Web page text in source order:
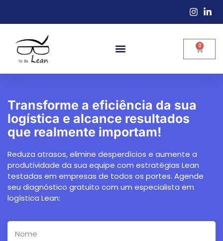
0
Transforme a eficiência da sua
logística e alcance resultados
que realmente importam!
Reduza atrasos, elimine desperdícios e aumente a
produtividade da sua equipe com estratégias Lean
testadas em empresas de todos os portes. Agende
seu diagnóstico gratuito com um especialista em
logística Lean: